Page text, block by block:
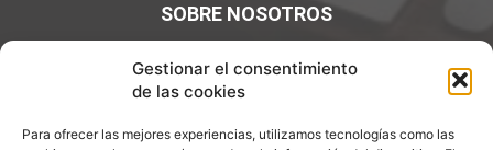
Gestionar el consentimiento
de las cookies
Para ofrecer las mejores experiencias, utilizamos tecnologías como las
SOBRE NOSOTROS
¡Bienvenidos a Entre7Calderos.com, el lugar donde la
gastronomía y la cultura culinaria se encuentran! Sumérgete